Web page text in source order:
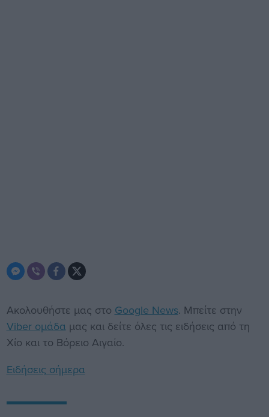
Ακολουθήστε μας στο Google News. Μπείτε στην
Viber ομάδα μας και δείτε όλες τις ειδήσεις από τη
Χίο και το Βόρειο Αιγαίο.
Ειδήσεις σήμερα